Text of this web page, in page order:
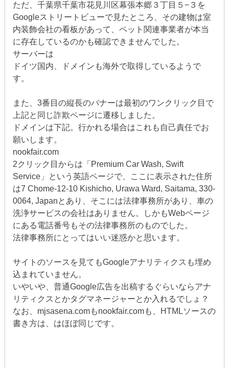
ただ、千葉県千葉市花見川区幕張本郷３丁目５−３を
Googleストリートビューで見たところ、その建物は室
内装飾会社の看板があって、ペット関連事業者が本当
に存在しているのかも確認できませんでした。
サーバーは
ドイツ国内、ドメインも海外で取得しているようで
す。
また、3番目の縦長のバナーは最初のワンクリック目で
上記と同じ詐欺ページに遷移しました。
ドメインは下記。行かれる場合はこれも自己責任でお
願いします。
nookfair.com
2クリック目からは「Premium Car Wash, Swift
Service」という英語ページで、ここに表示された住所
は7 Chome-12-10 Kishicho, Urawa Ward, Saitama, 330-
0064, Japanとあり、そこには法律事務所があり、車の
洗浄サービスの会社はありません。しかもWebページ
にある電話番号もその法律事務所のものでした。
法律事務所にとってはいい迷惑かと思います。
サイトのソースを見てもGoogleアナリティクスも埋め
込まれていません。
いやいや、普通Google広告を出稿するぐらいならアナ
リティクスとかタグマネージャーとか入れるでしょ？
なお、mjsasena.comもnookfair.comも、HTMLソースの
書き方は、はほぼ同じです。